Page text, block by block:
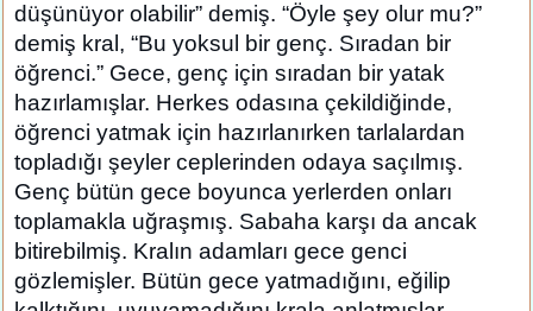
düşünüyor olabilir” demiş. “Öyle şey olur mu?”
demiş kral, “Bu yoksul bir genç. Sıradan bir
öğrenci.” Gece, genç için sıradan bir yatak
hazırlamışlar. Herkes odasına çekildiğinde,
öğrenci yatmak için hazırlanırken tarlalardan
topladığı şeyler ceplerinden odaya saçılmış.
Genç bütün gece boyunca yerlerden onları
toplamakla uğraşmış. Sabaha karşı da ancak
bitirebilmiş. Kralın adamları gece genci
gözlemişler. Bütün gece yatmadığını, eğilip